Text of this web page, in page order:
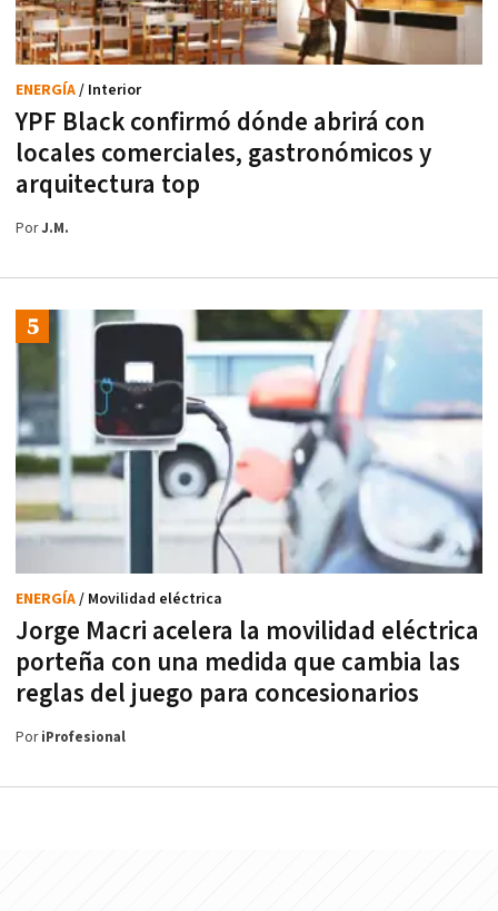
YPF Black confirmó dónde abrirá con
locales comerciales, gastronómicos y
arquitectura top
ENERGÍA/ Interior
PorJ.M.
Jorge Macri acelera la movilidad eléctrica
porteña con una medida que cambia las
reglas del juego para concesionarios
ENERGÍA/ Movilidad eléctrica
PoriProfesional